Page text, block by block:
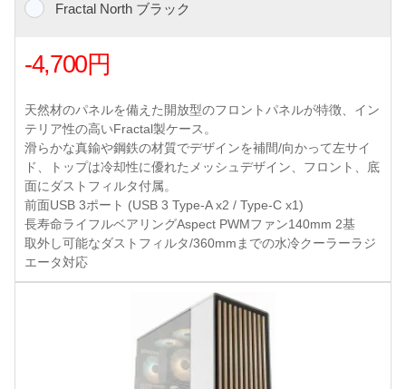
Fractal North ブラック
-4,700円
天然材のパネルを備えた開放型のフロントパネルが特徴、イン
テリア性の高いFractal製ケース。
滑らかな真鍮や鋼鉄の材質でデザインを補間/向かって左サイ
ド、トップは冷却性に優れたメッシュデザイン、フロント、底
面にダストフィルタ付属。
前面USB 3ポート (USB 3 Type-A x2 / Type-C x1)
長寿命ライフルベアリングAspect PWMファン140mm 2基
取外し可能なダストフィルタ/360mmまでの水冷クーラーラジ
エータ対応